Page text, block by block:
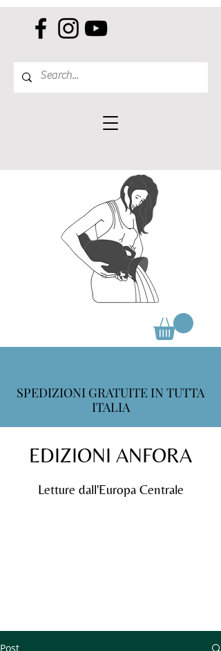
SPEDIZIONI GRATUITE IN TUTTA
ITALIA
EDIZIONI ANFORA
Letture dall'Europa Centrale
Post